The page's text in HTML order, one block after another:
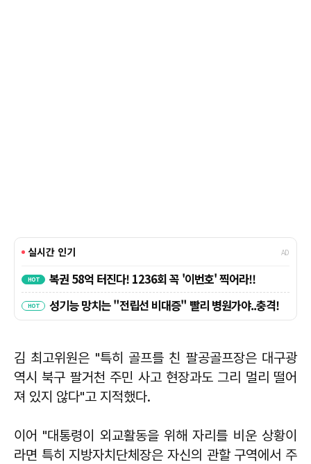
김 최고위원은 "특히 골프를 친 팔공골프장은 대구광
역시 북구 팔거천 주민 사고 현장과도 그리 멀리 떨어
져 있지 않다"고 지적했다.
이어 "대통령이 외교활동을 위해 자리를 비운 상황이
라면 특히 지방자치단체장은 자신의 관할 구역에서 주